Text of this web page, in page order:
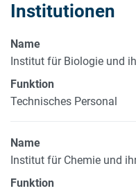
Institutionen
Name
Institut für Biologie und
Funktion
Technisches Personal
Name
Institut für Chemie und
Funktion